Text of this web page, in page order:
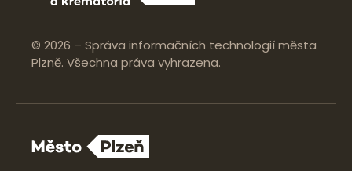
© 2026 – Správa informačních technologií města
Plzně. Všechna práva vyhrazena.